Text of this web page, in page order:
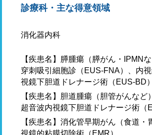
診療科・主な得意領域
消化器内科
【疾患名】膵腫瘍（膵がん・IPMN
穿刺吸引細胞診（EUS-FNA）、内
視鏡下胆道ドレナージ術（EUS-BD）
【疾患名】胆道腫瘍（胆管がんな
超音波内視鏡下胆道ドレナージ術（
【疾患名】消化管早期がん（食道
視鏡的粘膜切除術（EMR）